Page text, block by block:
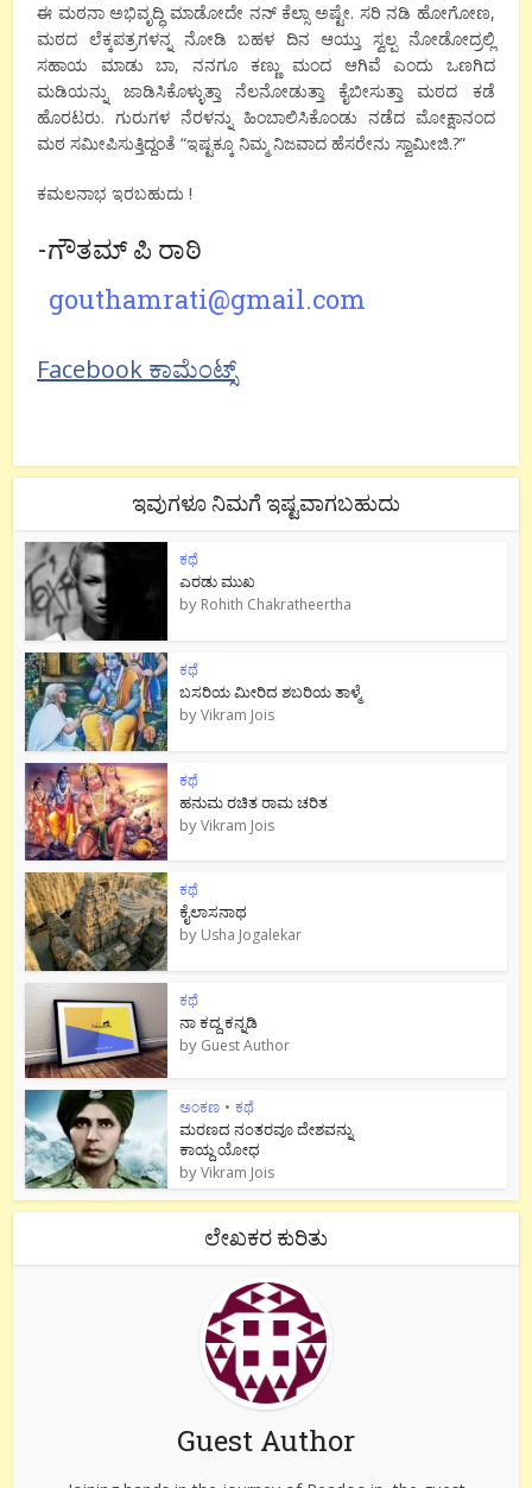
ಈ ಮಠನಾ ಅಭಿವೃದ್ಧಿ ಮಾಡೋದೇ ನನ್ ಕೆಲ್ಸಾ ಅಷ್ಟೇ. ಸರಿ ನಡಿ ಹೋಗೋಣ,
ಮಠದ ಲೆಕ್ಕಪತ್ರಗಳನ್ನ ನೋಡಿ ಬಹಳ ದಿನ ಆಯ್ತು ಸ್ವಲ್ಪ ನೋಡೋದ್ರಲ್ಲಿ
ಸಹಾಯ ಮಾಡು ಬಾ, ನನಗೂ ಕಣ್ಣು ಮಂದ ಆಗಿವೆ ಎಂದು ಒಣಗಿದ
ಮಡಿಯನ್ನು ಜಾಡಿಸಿಕೊಳ್ಳುತ್ತಾ ನೆಲನೋಡುತ್ತಾ ಕೈಬೀಸುತ್ತಾ ಮಠದ ಕಡೆ
ಹೊರಟರು. ಗುರುಗಳ ನೆರಳನ್ನು ಹಿಂಬಾಲಿಸಿಕೊಂಡು ನಡೆದ ಮೋಕ್ಷಾನಂದ
ಮಠ ಸಮೀಪಿಸುತ್ತಿದ್ದಂತೆ “ಇಷ್ಟಕ್ಕೂ ನಿಮ್ಮ ನಿಜವಾದ ಹೆಸರೇನು ಸ್ವಾಮೀಜಿ.?”
ಕಮಲನಾಭ ಇರಬಹುದು !
-ಗೌತಮ್ ಪಿ ರಾಠಿ
gouthamrati@gmail.com
Facebook ಕಾಮೆಂಟ್ಸ್
ಇವುಗಳೂ ನಿಮಗೆ ಇಷ್ಟವಾಗಬಹುದು
ಕಥೆ
ಎರಡು ಮುಖ
by Rohith Chakratheertha
ಕಥೆ
ಬಸರಿಯ ಮೀರಿದ ಶಬರಿಯ ತಾಳ್ಮೆ
byVikram Jois
ಕಥೆ
ಹನುಮ ರಚಿತ ರಾಮ‌ ಚರಿತ
byVikram Jois
ಕಥೆ
ಕೈಲಾಸನಾಥ
by Usha Jogalekar
ಕಥೆ
ನಾ ಕದ್ದ ಕನ್ನಡಿ
by Guest Author
ಅಂಕಣ • ಕಥೆ
ಮರಣದ ನಂತರವೂ ದೇಶವನ್ನು
ಕಾಯ್ದ ಯೋಧ
byVikram Jois
ಲೇಖಕರ ಕುರಿತು
Guest Author